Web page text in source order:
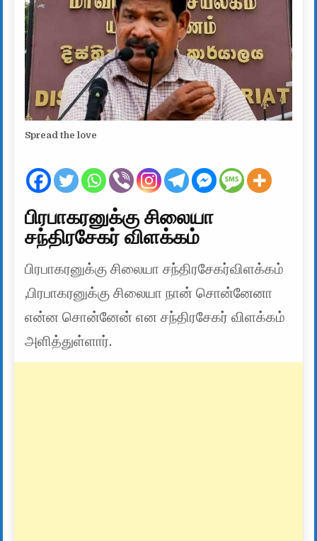
Spread the love
பிரபாகரனுக்கு சிலையா
சந்திரசேகர் விளக்கம்
பிரபாகரனுக்கு சிலையா சந்திரசேகர்விளக்கம்
,பிரபாகரனுக்கு சிலையா நான் சொன்னேனா
என்ன சொன்னேன் என சந்திரசேகர் விளக்கம்
அளித்துள்ளார்.